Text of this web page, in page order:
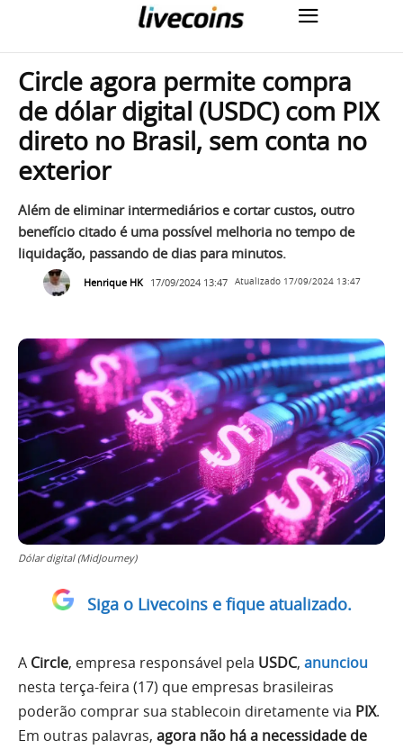
Circle agora permite compra
de dólar digital (USDC) com PIX
direto no Brasil, sem conta no
exterior
Além de eliminar intermediários e cortar custos, outro
benefício citado é uma possível melhoria no tempo de
liquidação, passando de dias para minutos.
Henrique HK 17/09/2024 13:47 Atualizado 17/09/2024 13:47
Dólar digital (MidJourney)
Siga o Livecoins e fique atualizado.
A Circle, empresa responsável pela USDC, anunciou
nesta terça-feira (17) que empresas brasileiras
poderão comprar sua stablecoin diretamente via PIX.
Em outras palavras, agora não há a necessidade de